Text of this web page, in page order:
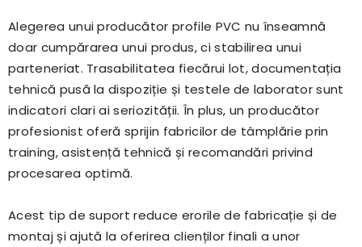
Alegerea unui producător profile PVC nu înseamnă
doar cumpărarea unui produs, ci stabilirea unui
parteneriat. Trasabilitatea fiecărui lot, documentația
tehnică pusă la dispoziție și testele de laborator sunt
indicatori clari ai seriozității. În plus, un producător
profesionist oferă sprijin fabricilor de tâmplărie prin
training, asistență tehnică și recomandări privind
procesarea optimă.
Acest tip de suport reduce erorile de fabricație și de
montaj și ajută la oferirea clienților finali a unor